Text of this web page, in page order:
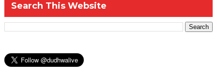
Search This Website